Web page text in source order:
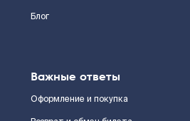
Блог
Важные ответы
Оформление и покупка